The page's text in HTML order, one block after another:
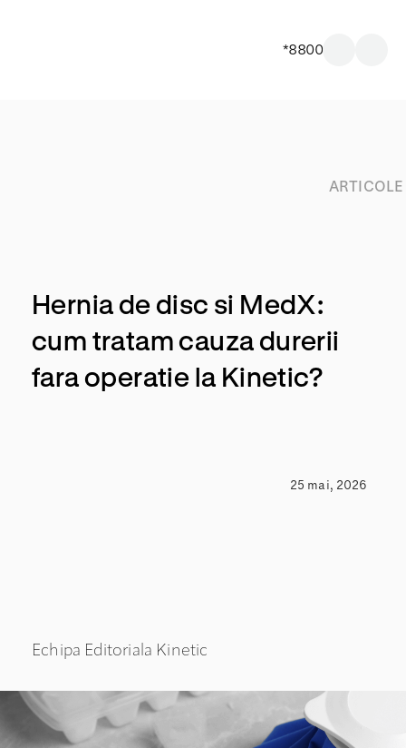
*8800
ARTICOLE
Hernia de disc si MedX:
cum tratam cauza durerii
fara operatie la Kinetic?
25 mai, 2026
Echipa Editoriala Kinetic